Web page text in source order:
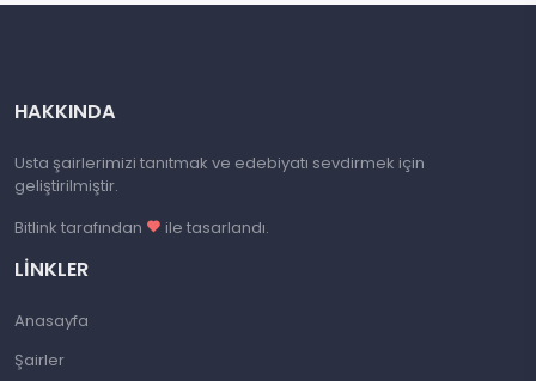
HAKKINDA
Usta şairlerimizi tanıtmak ve edebiyatı sevdirmek için
geliştirilmiştir.
Bitlink tarafından
ile tasarlandı.
LINKLER
Anasayfa
Şairler